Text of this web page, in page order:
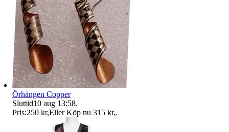
Örhängen Copper
Sluttid10 aug 13:58.
Pris:250 kr,Eller Köp nu 315 kr,.